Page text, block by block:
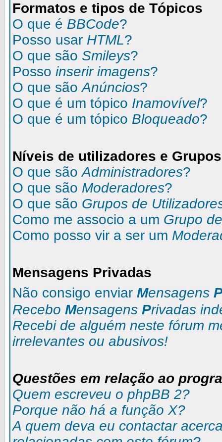
Formatos e tipos de Tópicos
O que é BBCode?
Posso usar HTML?
O que são Smileys?
Posso inserir imagens?
O que sãoAnúncios?
O que é um tópico Inamovível?
O que é um tópico Bloqueado?
Níveis de utilizadores e Grupos
O que sãoAdministradores?
O que são Moderadores?
O que são Grupos de
Como me associo a um Grupo
Como posso vir a ser um
Mensagens Privadas
Não consigo enviar Mensagens
Recebo Mensagens Privadas
Recebi de alguém neste fórum
irrelevantes ou abusivos!
Questões em relação ao
Quem escreveu o phpBB 2?
Porque não há a função X?
A quem deva eu contactar